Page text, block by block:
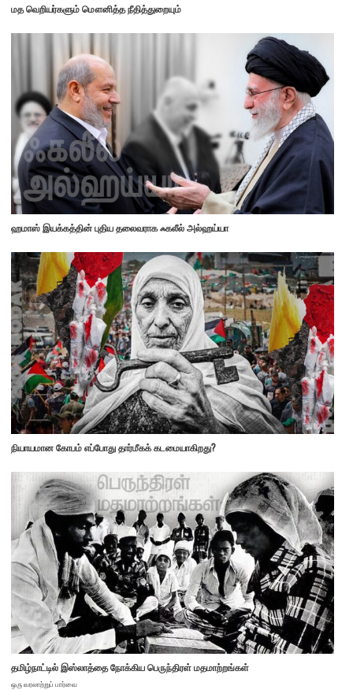
மத வெறியர்களும் மௌனித்த நீதித்துறையும்
ஹமாஸ் இயக்கத்தின் புதிய தலைவராக ஃகலீல் அல்ஹய்யா
நியாயமான கோபம் எப்போது தார்மீகக் கடமையாகிறது?
தமிழ்நாட்டில் இஸ்லாத்தை நோக்கிய பெருந்திரள் மதமாற்றங்கள்
ஒரு வரலாற்றுப் பார்வை